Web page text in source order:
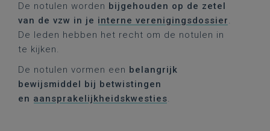
De notulen worden bijgehouden op de zetel
van de vzw in je interne verenigingsdossier.
De leden hebben het recht om de notulen in
te kijken.
De notulen vormen een belangrijk
bewijsmiddel bij betwistingen
en aansprakelijkheidskwesties.